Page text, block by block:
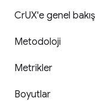
CrUX'e genel bakış
Metodoloji
Metrikler
Boyutlar